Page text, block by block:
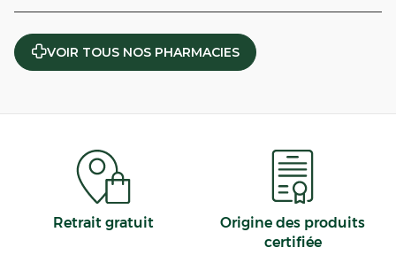
VOIR TOUS NOS PHARMACIES
Retrait gratuit
Origine des produits
certifiée